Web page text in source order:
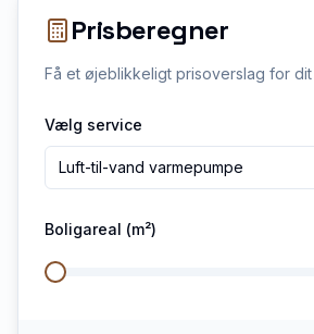
Prisberegner
Få et øjeblikkeligt prisoverslag for
Vælg service
Luft-til-vand varmepumpe
Boligareal (m²)